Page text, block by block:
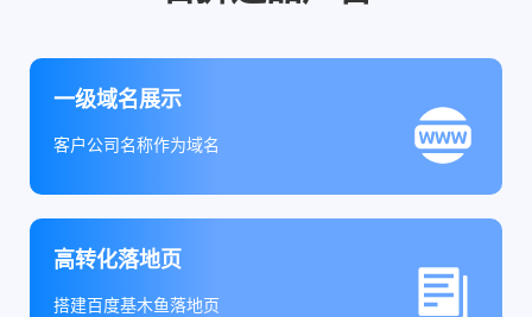
一级域名展示
客户公司名称作为域名
高转化落地页
搭建百度基木鱼落地页